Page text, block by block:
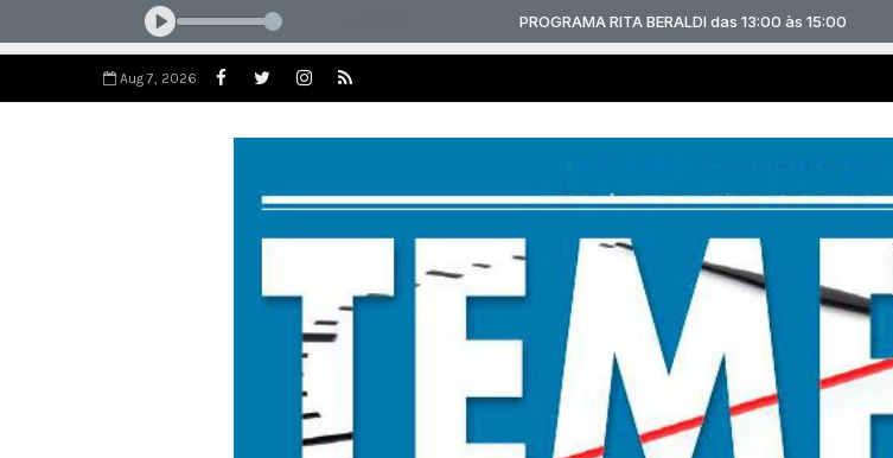
Aug 7, 2026